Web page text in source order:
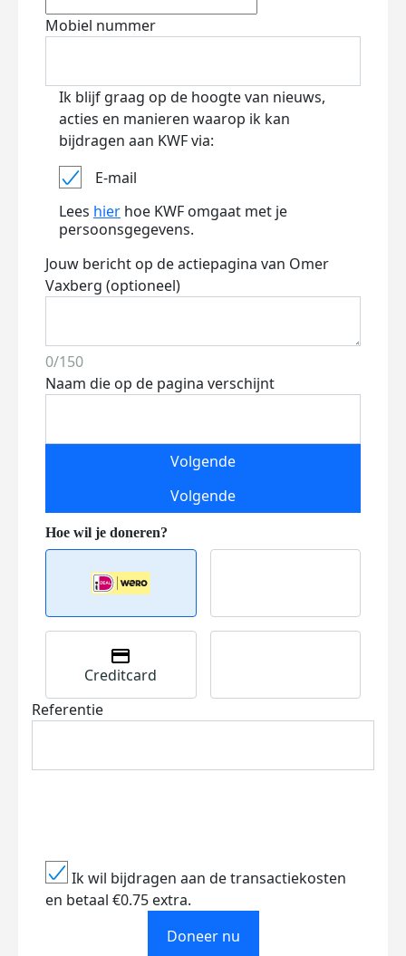
Mobiel nummer
Ik blijf graag op de hoogte van nieuws,
acties en manieren waarop ik kan
bijdragen aan KWF via:
E-mail
Lees hier hoe KWF omgaat met je
persoonsgegevens.
Jouw bericht op de actiepagina van Omer
Vaxberg (optioneel)
0/150
Naam die op de pagina verschijnt
Volgende
Volgende
Creditcard
Referentie
Ik wil bijdragen aan de transactiekosten
en betaal €0.75 extra.
Doneer nu